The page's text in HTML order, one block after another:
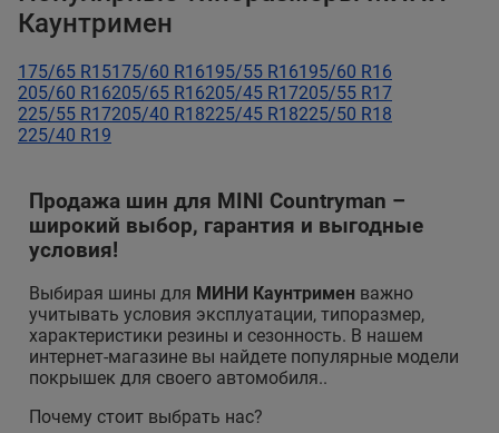
Каунтримен
175/65 R15175/60 R16195/55 R16195/60 R16
205/60 R16205/65 R16205/45 R17205/55 R17
225/55 R17205/40 R18225/45 R18225/50 R18
225/40 R19
Продажа шин для MINI Countryman –
широкий выбор, гарантия и выгодные
условия!
Выбирая шины для МИНИ Каунтримен важно
учитывать условия эксплуатации, типоразмер,
характеристики резины и сезонность. В нашем
интернет-магазине вы найдете популярные модели
покрышек для своего автомобиля..
Почему стоит выбрать нас?